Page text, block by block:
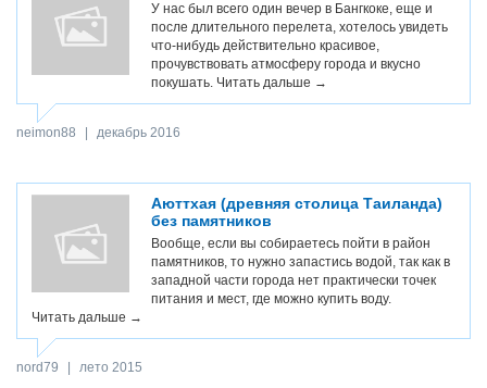
У нас был всего один вечер в Бангкоке, еще и
после длительного перелета, хотелось увидеть
что-нибудь действительно красивое,
прочувствовать атмосферу города и вкусно
покушать. Читать дальше →
neimon88 декабрь 2016
Аюттхая (древняя столица Таиланда)
без памятников
Вообще, если вы собираетесь пойти в район
памятников, то нужно запастись водой, так как в
западной части города нет практически точек
питания и мест, где можно купить воду.
Читать дальше →
nord79 лето 2015